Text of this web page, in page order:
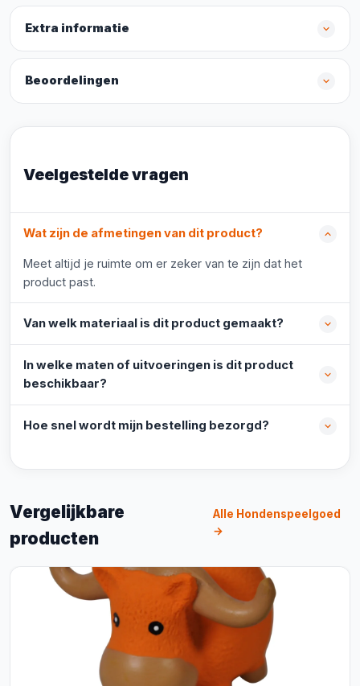
Extra informatie
Beoordelingen
Veelgestelde vragen
Wat zijn de afmetingen van dit product?
Meet altijd je ruimte om er zeker van te zijn dat het
product past.
Van welk materiaal is dit product gemaakt?
In welke maten of uitvoeringen is dit product
beschikbaar?
Hoe snel wordt mijn bestelling bezorgd?
Vergelijkbare
producten
Alle Hondenspeelgoed
→